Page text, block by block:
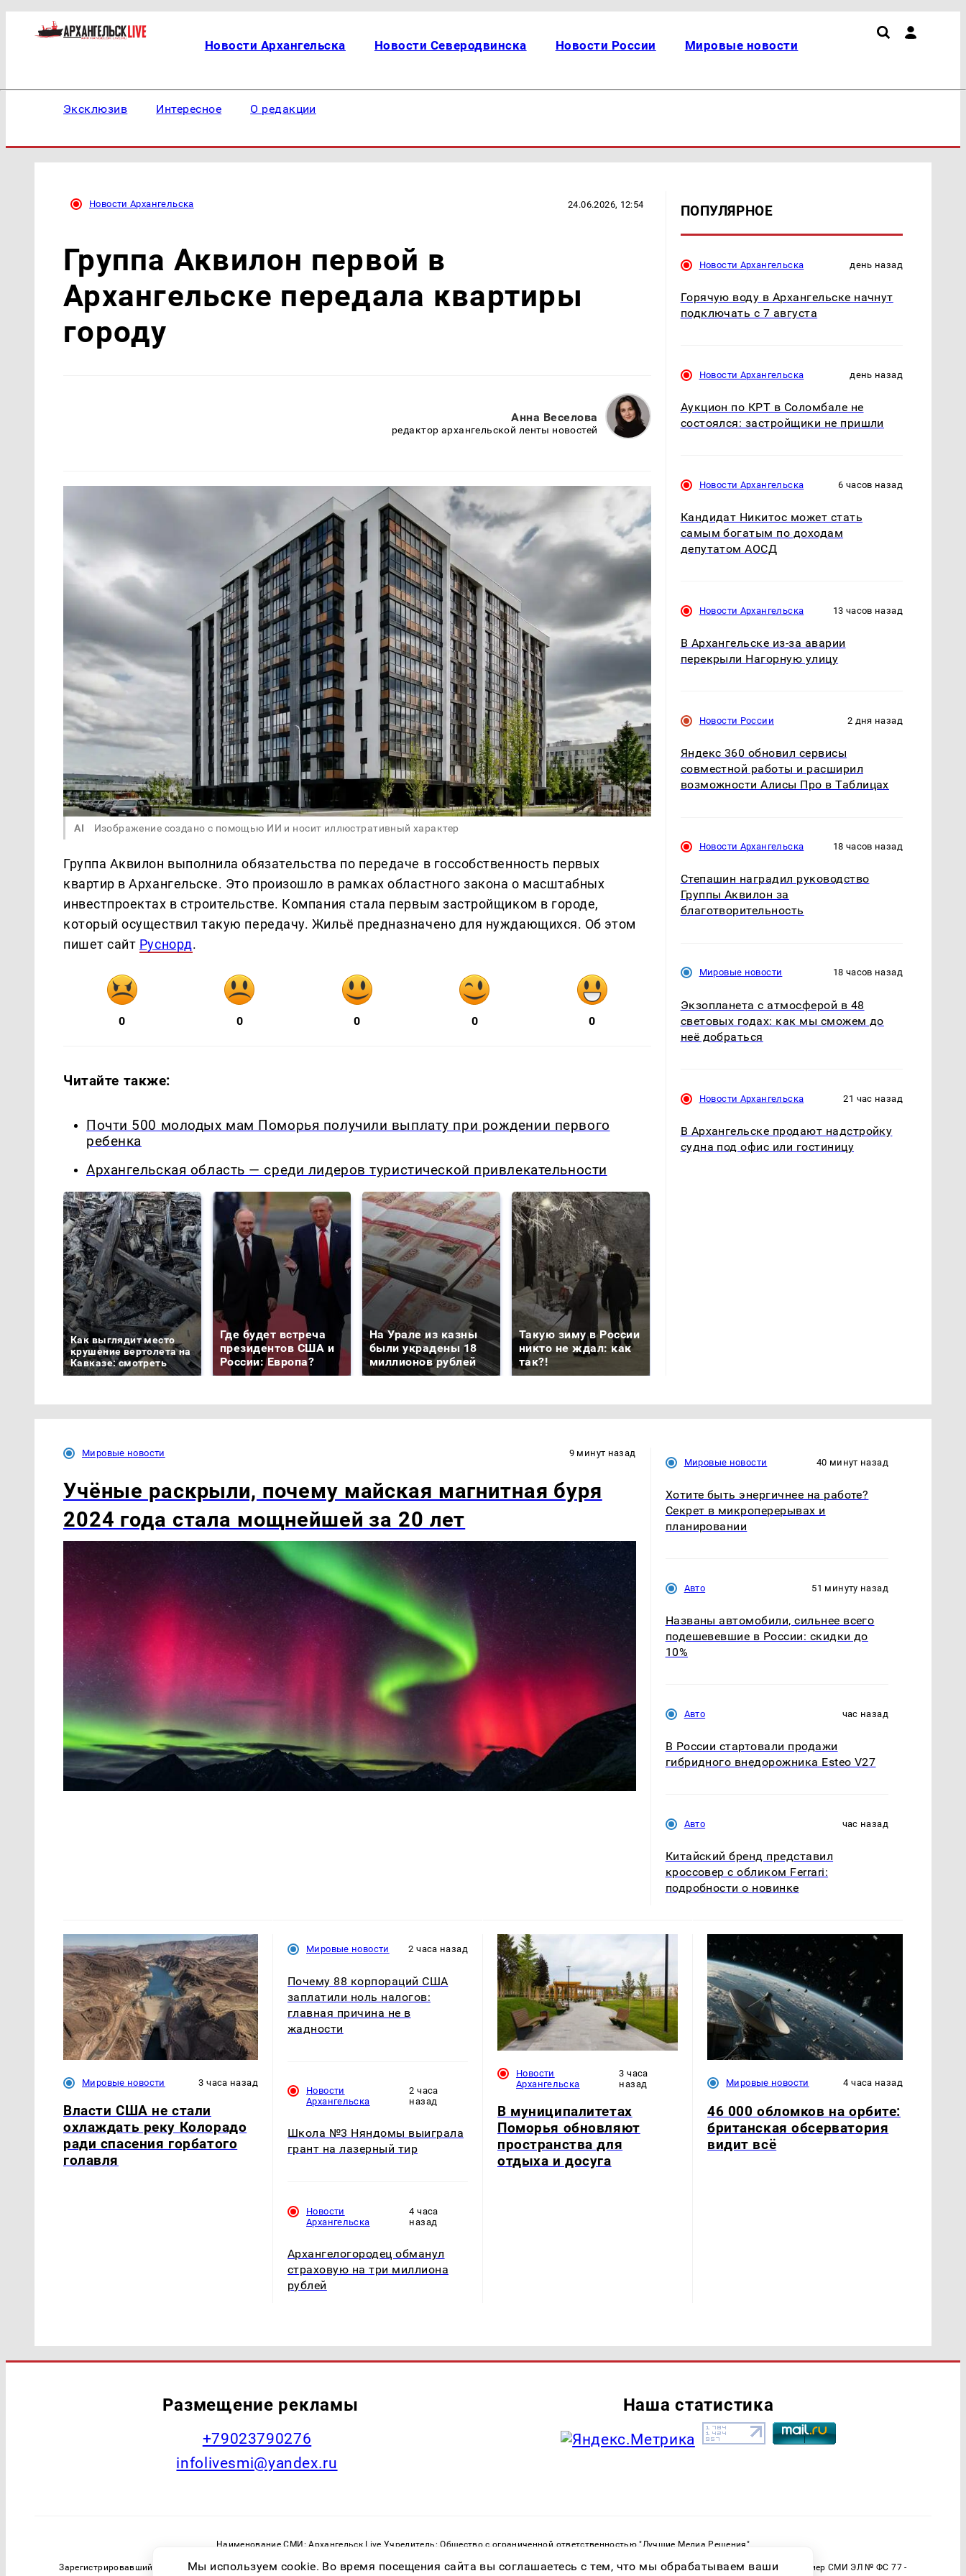
Новости Архангельска Новости Северодвинска Новости России Мировые новости
Эксклюзив Интересное О редакции
Новости Архангельска 24.06.2026, 12:54
Группа Аквилон первой в
Архангельске передала квартиры
городу
Анна Веселова
редактор архангельской ленты новостей
AI Изображение создано с помощью ИИ и носит иллюстративный характер
Группа Аквилон выполнила обязательства по передаче в госсобственность первых
квартир в Архангельске. Это произошло в рамках областного закона о масштабных
инвестпроектах в строительстве. Компания стала первым застройщиком в городе,
который осуществил такую передачу. Жильё предназначено для нуждающихся. Об этом
пишет сайт Руснорд.
0 0 0 0 0
Читайте также:
Почти 500 молодых мам Поморья получили выплату при рождении первого
ребенка
Архангельская область — среди лидеров туристической привлекательности
Как выглядит место
крушение вертолета на
Кавказе: смотреть
Где будет встреча
президентов США и
России: Европа?
На Урале из казны
были украдены 18
миллионов рублей
Такую зиму в России
никто не ждал: как
так?!
ПОПУЛЯРНОЕ
Новости Архангельска день назад
Горячую воду в Архангельске начнут
подключать с 7 августа
Новости Архангельска день назад
Аукцион по КРТ в Соломбале не
состоялся: застройщики не пришли
Новости Архангельска 6 часов назад
Кандидат Никитос может стать
самым богатым по доходам
депутатом АОСД
Новости Архангельска 13 часов назад
В Архангельске из-за аварии
перекрыли Нагорную улицу
Новости России 2 дня назад
Яндекс 360 обновил сервисы
совместной работы и расширил
возможности Алисы Про в Таблицах
Новости Архангельска 18 часов назад
Степашин наградил руководство
Группы Аквилон за
благотворительность
Мировые новости 18 часов назад
Экзопланета с атмосферой в 48
световых годах: как мы сможем до
неё добраться
Новости Архангельска 21 час назад
В Архангельске продают надстройку
судна под офис или гостиницу
Мировые новости 9 минут назад
Учёные раскрыли, почему майская магнитная буря
2024 года стала мощнейшей за 20 лет
Мировые новости 40 минут назад
Хотите быть энергичнее на работе?
Секрет в микроперерывах и
планировании
Авто 51 минуту назад
Названы автомобили, сильнее всего
подешевевшие в России: скидки до
10%
Авто час назад
В России стартовали продажи
гибридного внедорожника Esteo V27
Авто час назад
Китайский бренд представил
кроссовер с обликом Ferrari:
подробности о новинке
Мировые новости 3 часа назад
Власти США не стали
охлаждать реку Колорадо
ради спасения горбатого
голавля
Мировые новости 2 часа назад
Почему 88 корпораций США
заплатили ноль налогов:
главная причина не в
жадности
Новости
Архангельска
2 часа
назад
Школа №3 Няндомы выиграла
грант на лазерный тир
Новости
Архангельска
4 часа
назад
Архангелогородец обманул
страховую на три миллиона
рублей
Новости
Архангельска
3 часа
назад
В муниципалитетах
Поморья обновляют
пространства для
отдыха и досуга
Мировые новости 4 часа назад
46 000 обломков на орбите:
британская обсерватория
видит всё
Размещение рекламы
+79023790276
infolivesmi@yandex.ru
Наша статистика
Наименование СМИ: Архангельск Live Учредитель: Общество с ограниченной ответственностью "Лучшие Медиа Решения"
Зарегистрировавший орган: Федеральная служба по надзору в сфере связи, информационных технологий и массовых коммуникаций (Роскомнадзор) Регистрационный номер СМИ ЭЛ № ФС 77 -
Мы используем cookie. Во время посещения сайта вы соглашаетесь с тем, что мы обрабатываем ваши